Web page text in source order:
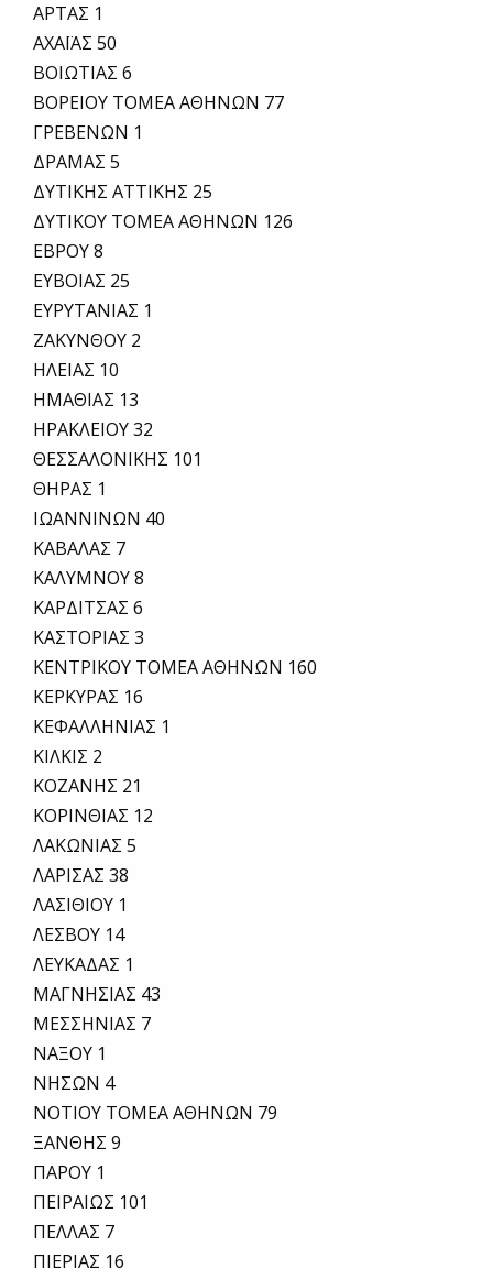
ΑΡΤΑΣ 1
ΑΧΑΪΑΣ 50
ΒΟΙΩΤΙΑΣ 6
ΒΟΡΕΙΟΥ ΤΟΜΕΑ ΑΘΗΝΩΝ 77
ΓΡΕΒΕΝΩΝ 1
ΔΡΑΜΑΣ 5
ΔΥΤΙΚΗΣ ΑΤΤΙΚΗΣ 25
ΔΥΤΙΚΟΥ ΤΟΜΕΑ ΑΘΗΝΩΝ 126
ΕΒΡΟΥ 8
ΕΥΒΟΙΑΣ 25
ΕΥΡΥΤΑΝΙΑΣ 1
ΖΑΚΥΝΘΟΥ 2
ΗΛΕΙΑΣ 10
ΗΜΑΘΙΑΣ 13
ΗΡΑΚΛΕΙΟΥ 32
ΘΕΣΣΑΛΟΝΙΚΗΣ 101
ΘΗΡΑΣ 1
ΙΩΑΝΝΙΝΩΝ 40
ΚΑΒΑΛΑΣ 7
ΚΑΛΥΜΝΟΥ 8
ΚΑΡΔΙΤΣΑΣ 6
ΚΑΣΤΟΡΙΑΣ 3
ΚΕΝΤΡΙΚΟΥ ΤΟΜΕΑ ΑΘΗΝΩΝ 160
ΚΕΡΚΥΡΑΣ 16
ΚΕΦΑΛΛΗΝΙΑΣ 1
ΚΙΛΚΙΣ 2
ΚΟΖΑΝΗΣ 21
ΚΟΡΙΝΘΙΑΣ 12
ΛΑΚΩΝΙΑΣ 5
ΛΑΡΙΣΑΣ 38
ΛΑΣΙΘΙΟΥ 1
ΛΕΣΒΟΥ 14
ΛΕΥΚΑΔΑΣ 1
ΜΑΓΝΗΣΙΑΣ 43
ΜΕΣΣΗΝΙΑΣ 7
ΝΑΞΟΥ 1
ΝΗΣΩΝ 4
ΝΟΤΙΟΥ ΤΟΜΕΑ ΑΘΗΝΩΝ 79
ΞΑΝΘΗΣ 9
ΠΑΡΟΥ 1
ΠΕΙΡΑΙΩΣ 101
ΠΕΛΛΑΣ 7
ΠΙΕΡΙΑΣ 16